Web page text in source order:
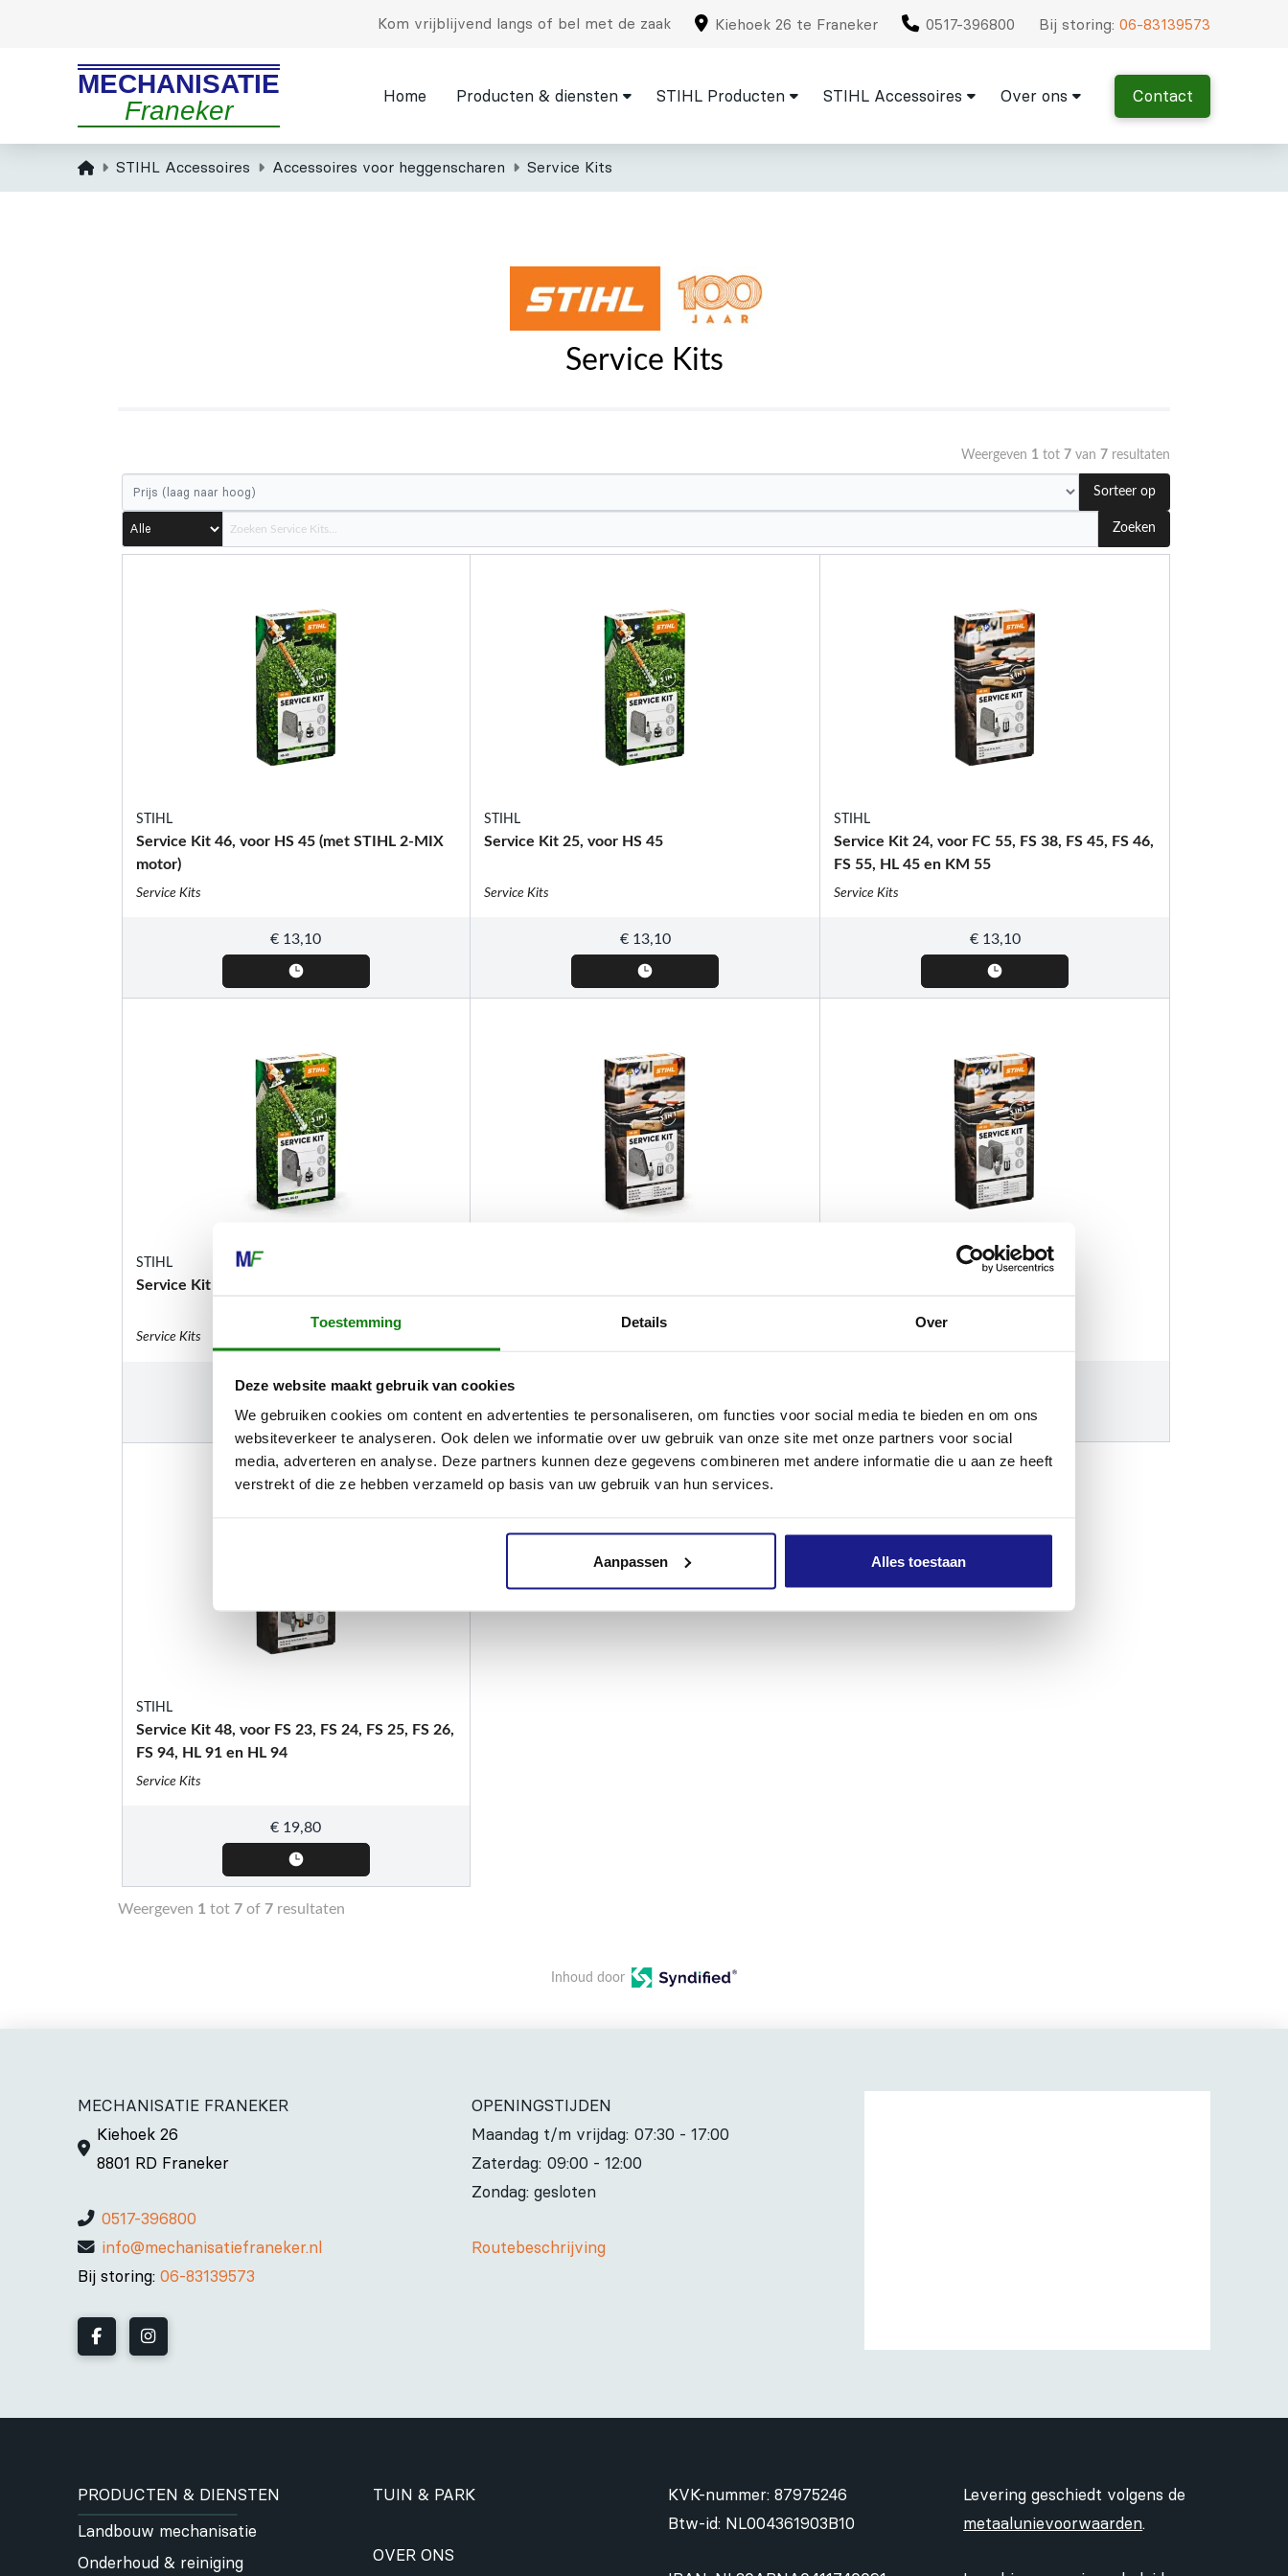
Toestemming Details Over
Deze website maakt gebruik van cookies
We gebruiken cookies om content en advertenties te personaliseren, om functies voor social media te bieden en om ons
websiteverkeer te analyseren. Ook delen we informatie over uw gebruik van onze site met onze partners voor social
media, adverteren en analyse. Deze partners kunnen deze gegevens combineren met andere informatie die u aan ze heeft
verstrekt of die ze hebben verzameld op basis van uw gebruik van hun services.
Aanpassen Alles toestaan
Kom vrijblijvend langs of bel met de zaak Kiehoek 26 te Franeker 0517-396800 Bij storing:06-83139573
MECHANISATIE
Franeker
Home Producten & diensten STIHL Producten STIHL Accessoires Over ons Contact
HomeSTIHL Accessoires Accessoires voor heggenscharen Service Kits
Service Kits
Weergeven 1 tot 7 van 7 resultaten
Sorteer op
Zoeken
STIHL
Service Kit 46, voor HS 45 (met STIHL 2-MIX
motor)
Service Kits
€ 13,10
STIHL
Service Kit 25, voor HS 45
Service Kits
€13,10
STIHL
Service Kit 24, voor FC 55, FS 38, FS 45, FS 46,
FS 55, HL 45 en KM 55
Service Kits
€13,10
STIHL
Service Kit 34, voor HS 82 en HS 87
Service Kits
€13,70
STIHL
Service Kit 48, voor FS 23, FS 24, FS 25, FS 26,
FS 94, HL 91 en HL 94
Service Kits
€ 19,80
Weergeven 1 tot 7 of 7 resultaten
Inhoud door
MECHANISATIE FRANEKER
Kiehoek 26
8801 RD Franeker
0517-396800
info@mechanisatiefraneker.nl
Bij storing: 06-83139573
OPENINGSTIJDEN
Maandag t/m vrijdag: 07:30 - 17:00
Zaterdag: 09:00 - 12:00
Zondag: gesloten
Routebeschrijving
PRODUCTEN & DIENSTEN
Landbouw mechanisatie
Onderhoud & reiniging
TUIN & PARK
OVER ONS
KVK-nummer: 87975246
Btw-id: NL004361903B10
Levering geschiedt volgens de
metaalunievoorwaarden.